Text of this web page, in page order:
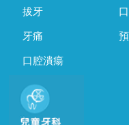
拔牙
牙痛
口腔潰瘍